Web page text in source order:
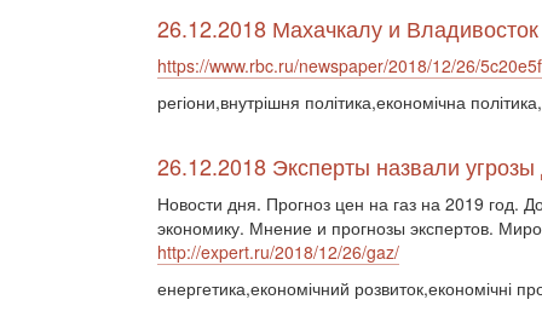
26.12.2018 Махачкалу и
https://www.rbc.ru/newspaper/2018/12/26/
регіони,внутрішня політика,економічна
26.12.2018 Эксперты назвали угрозы
Новости дня. Прогноз цен на газ на 2019
экономику. Мнение и прогнозы экспертов.
http://expert.ru/2018/12/26/gaz/
енергетика,економічний розвиток,економічні